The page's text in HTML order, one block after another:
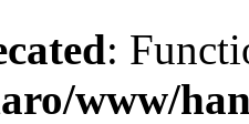
:
www/